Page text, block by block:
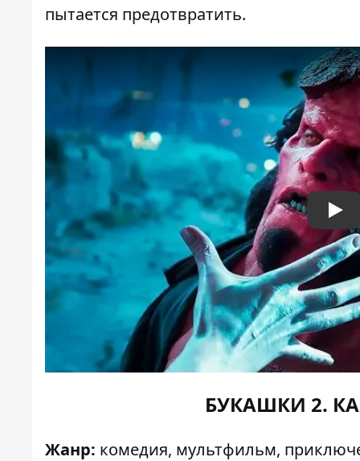
пытается предотвратить.
БУКАШКИ 2.
Жанр: комедия, мультфильм,